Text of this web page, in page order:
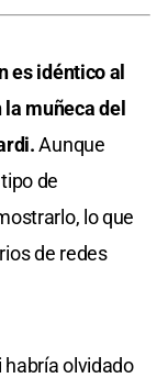
es idéntico al
muñeca del
Aunque
de
lo que
de redes
olvidado